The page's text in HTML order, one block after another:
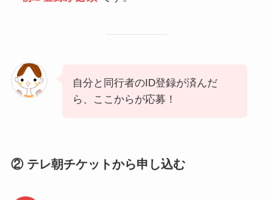
自分と同行者のID登録が済んだ
ら、ここからが応募！
② テレ朝チケットから申し込む